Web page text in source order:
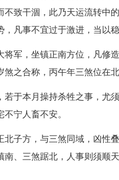
致干涸，此乃天运流转中
凡事不宜过于激进，当以稳
军，坐镇正南方位，凡修
之合称，丙午年三煞位在
于本月操持杀牲之事，尤
宁人畜不安。
子方，与三煞同域，凶性
、三煞踞北，人事则须顺